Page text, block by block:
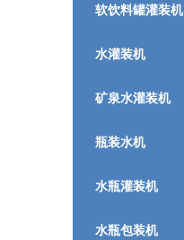
软饮料罐灌装机
水灌装机
矿泉水灌装机
瓶装水机
水瓶灌装机
水瓶包装机